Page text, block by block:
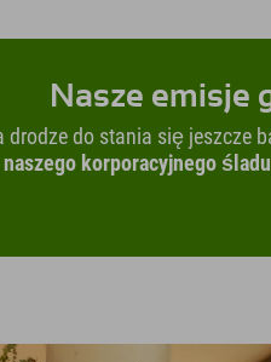
Nasze emisje
do stania się jeszcze
korporacyjnego